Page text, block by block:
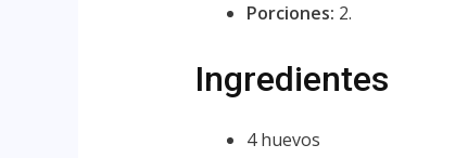
Porciones: 2.
Ingredientes
4 huevos